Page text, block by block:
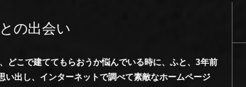
の出会い
どこで建ててもらおうか悩んでいる時に、ふと、3年前
い出し、インターネットで調べて素敵なホームページ